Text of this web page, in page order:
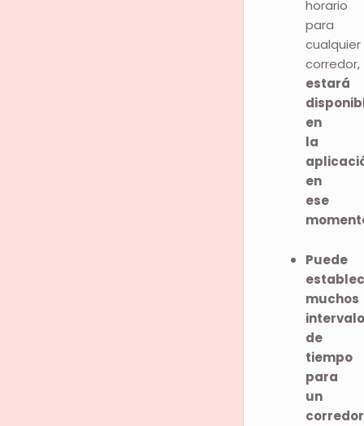
horario
para
cualquier
corredor,
estará
en
la
en
ese
Puede
muchos
de
tiempo
para
un
corredor